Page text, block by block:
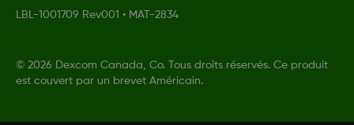
LBL-1001709 Rev001 • MAT-2834
© 2026 Dexcom Canada, Co. Tous droits réservés. Ce produit
est couvert par un brevet Américain.